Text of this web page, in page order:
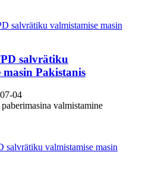
salvrätiku
masin Pakistanis
04
valmistamine